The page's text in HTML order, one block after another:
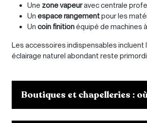
Une zone vapeuravec centrale
Un espace rangementpour les
Un coin finitionéquipé de machines
Les accessoires indispensables incluent
éclairage naturel abondant reste
Boutiques et chapelleries :